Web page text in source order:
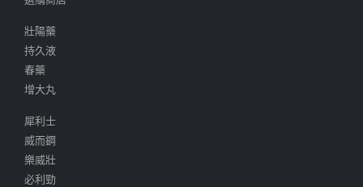
壯陽藥
持久液
春藥
增大丸
犀利士
威而鋼
樂威壯
必利勁